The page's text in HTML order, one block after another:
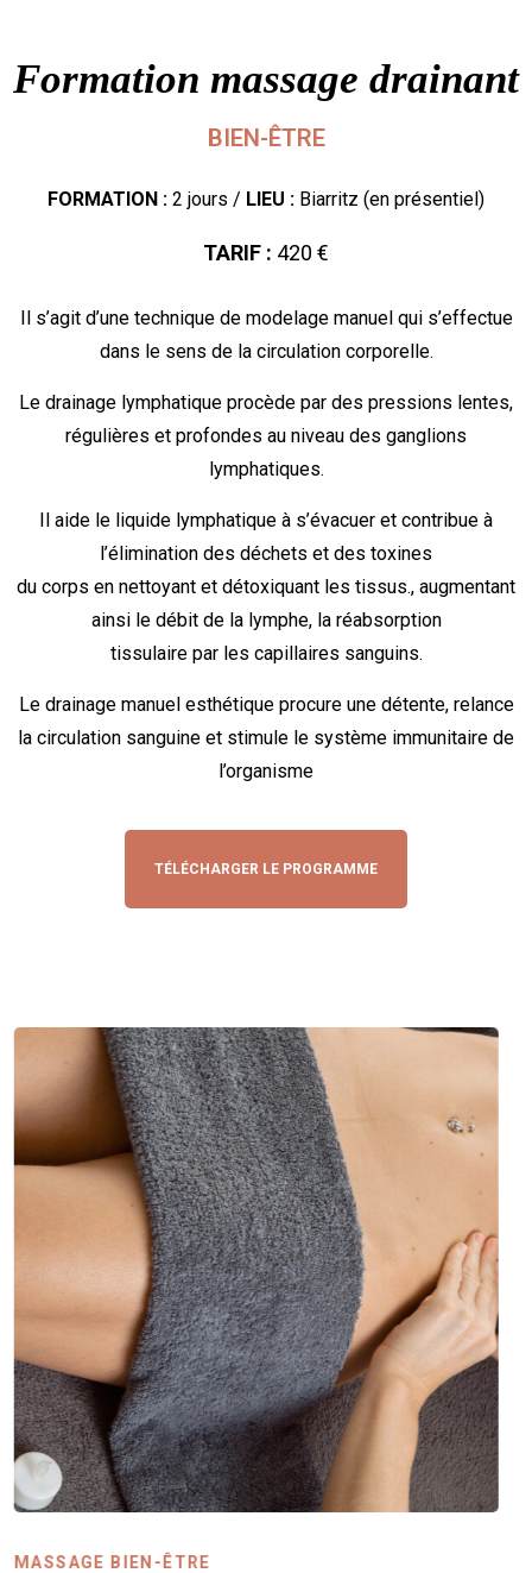
Formation massage drainant
BIEN-ÊTRE
FORMATION : 2 jours / LIEU : Biarritz (en présentiel)
TARIF : 420 €
Il s’agit d’une technique de modelage manuel qui s’effectue
dans le sens de la circulation corporelle.
Le drainage lymphatique procède par des pressions lentes,
régulières et profondes au niveau des ganglions
lymphatiques.
Il aide le liquide lymphatique à s’évacuer et contribue à
l’élimination des déchets et des toxines
du corps en nettoyant et détoxiquant les tissus., augmentant
ainsi le débit de la lymphe, la réabsorption
tissulaire par les capillaires sanguins.
Le drainage manuel esthétique procure une détente, relance
la circulation sanguine et stimule le système immunitaire de
l’organisme
TÉLÉCHARGER LE PROGRAMME
MASSAGE BIEN-ÊTRE